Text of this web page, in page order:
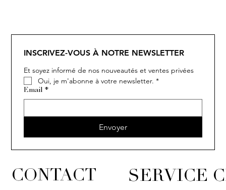
INSCRIVEZ-VOUS À NOTRE NEWSLETTER
Et soyez informé de nos nouveautés et ventes privées
Oui, je m'abonne à votre newsletter. *
Email *
Envoyer
CONTACT SERVICE